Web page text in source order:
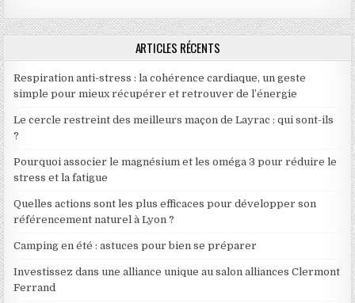
ARTICLES RÉCENTS
Respiration anti-stress : la cohérence cardiaque, un geste
simple pour mieux récupérer et retrouver de l’énergie
Le cercle restreint des meilleurs maçon de Layrac : qui sont-ils
?
Pourquoi associer le magnésium et les oméga 3 pour réduire le
stress et la fatigue
Quelles actions sont les plus efficaces pour développer son
référencement naturel à Lyon ?
Camping en été : astuces pour bien se préparer
Investissez dans une alliance unique au salon alliances Clermont
Ferrand